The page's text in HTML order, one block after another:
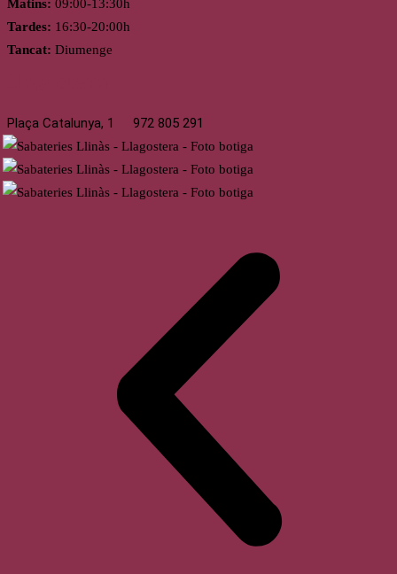
Matins: 09:00-13:30h
Tardes: 16:30-20:00h
Tancat: Diumenge
Plaça Catalunya, 1 972 805 291